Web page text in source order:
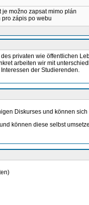
je možno zapsat mimo plán
pro zápis po webu
privaten wie öffentlichen
arbeiten wir mit
der Studierenden.
Diskurses und können
können diese selbst